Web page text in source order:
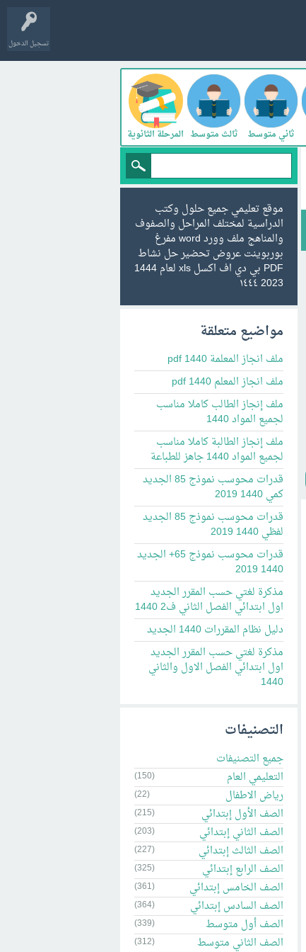
تسجيل الدخول
ثاني متوسط ثالث متوسط المرحلة الثانوية
موقع تعليمي جميع حلول وكتب
الدراسية لمختلف المراحل والصفوف
والمناهج ملف وورد word مفرغ
بوربوينت عروض تحضير حل نشاط
PDF بي دي اف اكسل xls لعام 1444
2023 ١٤٤٤
مواضيع متعلقة
ملف انجاز المعلمة 1440 pdf
ملف انجاز المعلم 1440 pdf
ملف إنجاز الطالب كاملا مناسب
لجميع المواد 1440
ملف إنجاز الطالبة كاملا مناسب
لجميع المواد 1440 جاهز للطباعة
قدرات محوسب نموذج 85 الجديد
كمي 1440 2019
قدرات محوسب نموذج 85 الجديد
لفظي 1440 2019
قدرات محوسب نموذج 65+ الجديد
1440 2019
مذكرة لغتي حسب المقرر الجديد
اول ابتدائي الفصل الثاني ف2 1440
دليل نظام المقررات 1440 الجديد
مذكرة لغتي حسب المقرر الجديد
اول ابتدائي الفصل الاول والثاني
1440
التصنيفات
جميع التصنيفات
التعليمي العام
(150)
رياض الاطفال (22)
الصف الأول إبتدائي (215)
الصف الثاني إبتدائي (203)
الصف الثالث إبتدائي (227)
الصف الرابع إبتدائي (325)
الصف الخامس إبتدائي (361)
الصف السادس إبتدائي (364)
الصف أول متوسط (339)
الصف الثاني متوسط (312)